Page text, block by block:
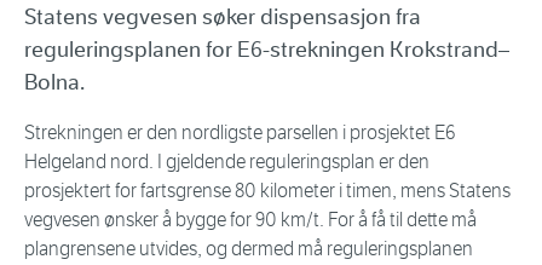
Statens vegvesen søker dispensasjon fra
reguleringsplanen for E6-strekningen Krokstrand–
Bolna.
Strekningen er den nordligste parsellen i prosjektet E6
Helgeland nord. I gjeldende reguleringsplan er den
prosjektert for fartsgrense 80 kilometer i timen, mens Statens
vegvesen ønsker å bygge for 90 km/t. For å få til dette må
plangrensene utvides, og dermed må reguleringsplanen